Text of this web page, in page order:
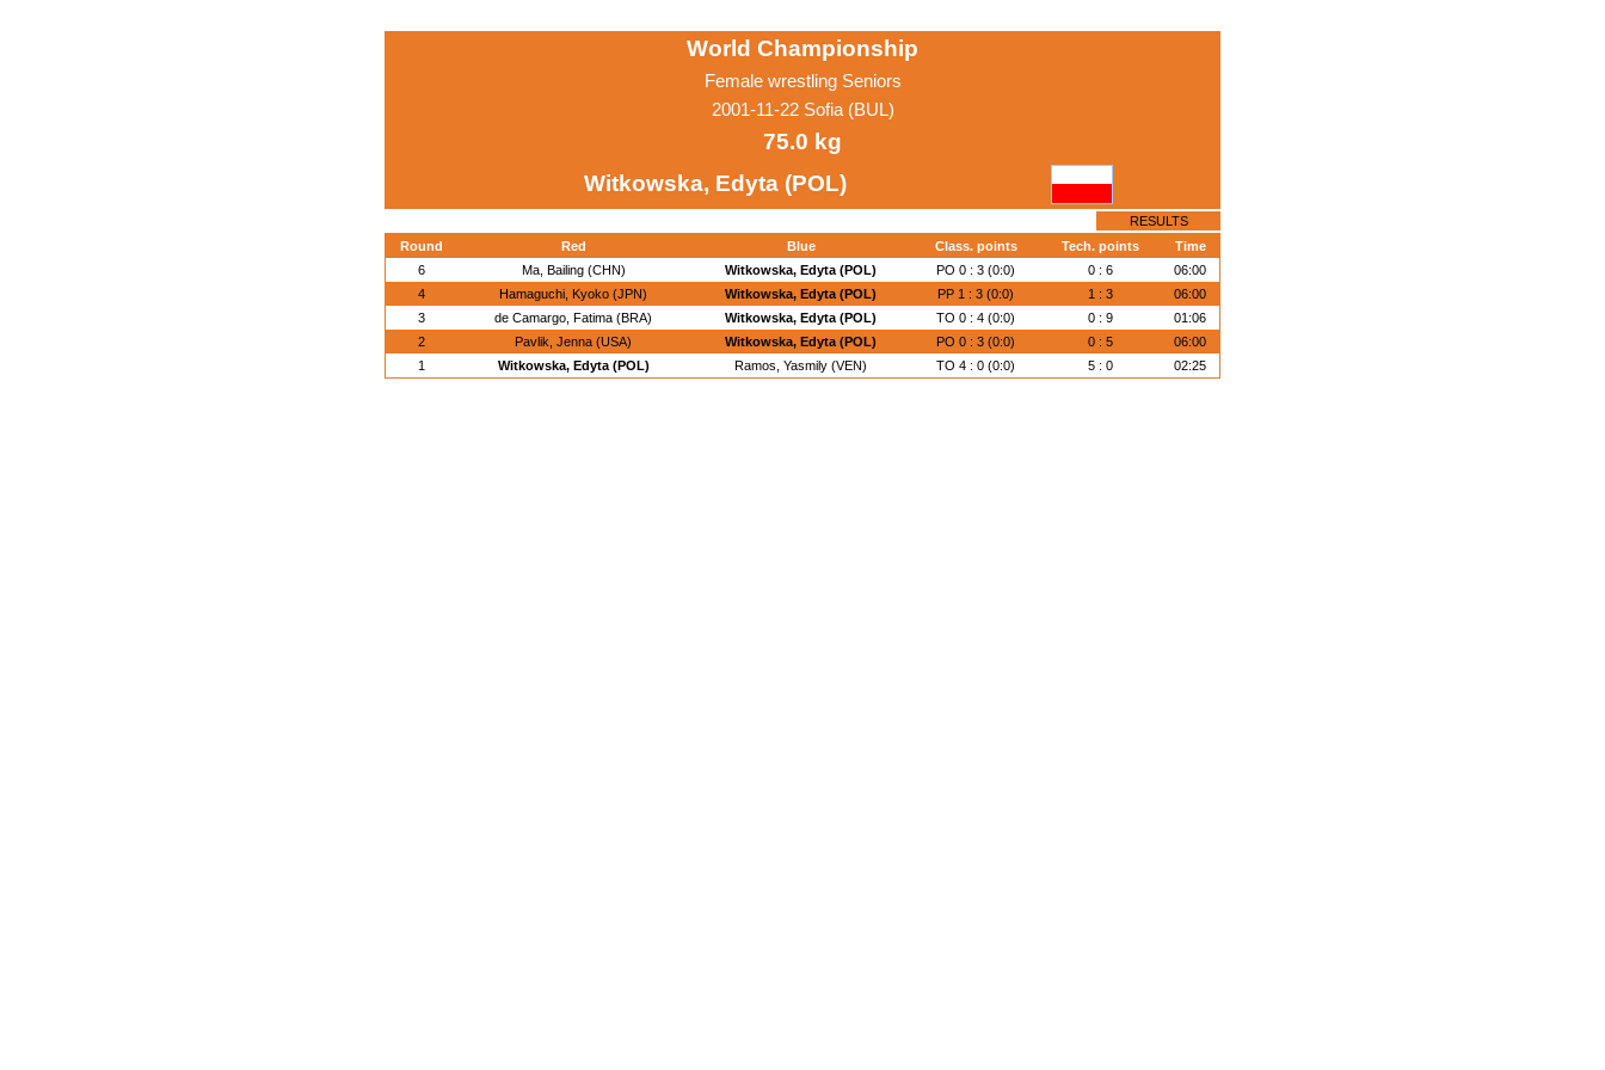
World Championship
Female wrestling Seniors
2001-11-22 Sofia (BUL)
75.0 kg
Witkowska, Edyta (POL)
RESULTS
Round
Red Blue Class. points Tech. points
Time
6
Ma, Bailing (CHN) Witkowska, Edyta (POL) PO 0 : 3 (0:0) 0 : 6
06:00
4
Hamaguchi, Kyoko (JPN) Witkowska, Edyta (POL) PP 1 : 3 (0:0) 1 : 3
06:00
3
de Camargo, Fatima (BRA) Witkowska, Edyta (POL) TO 0 : 4 (0:0) 0 : 9
01:06
2
Pavlik, Jenna (USA) Witkowska, Edyta (POL) PO 0 : 3 (0:0) 0 : 5
06:00
1
Witkowska, Edyta (POL) Ramos, Yasmily (VEN) TO 4 : 0 (0:0) 5 : 0 02:25